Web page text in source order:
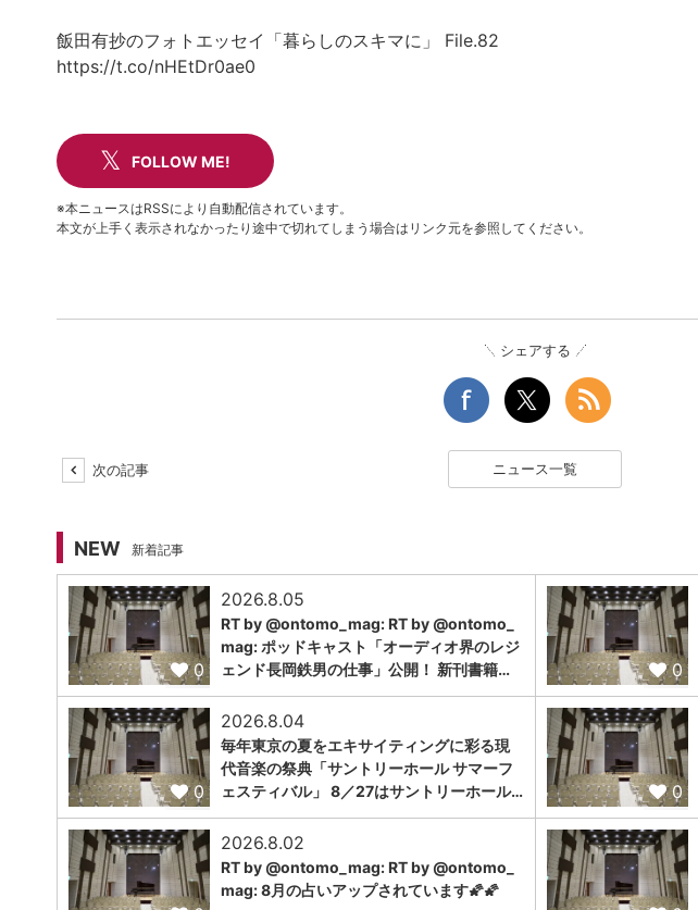
飯田有抄のフォトエッセイ「暮らしのスキマに」 File.82
https://t.co/nHEtDr0ae0
FOLLOW ME!
※本ニュースはRSSにより自動配信されています。
本文が上手く表示されなかったり途中で切れてしまう場合はリンク元を参照してください。
シェアする
次の記事 ニュース一覧
NEW 新着記事
0
2026.8.05
RT by @ontomo_mag: RT by @ontomo_
mag: ポッドキャスト「オーディオ界のレジ
ェンド長岡鉄男の仕事」公開！ 新刊書籍…
0
0
2026.8.04
毎年東京の夏をエキサイティングに彩る現
代音楽の祭典「サントリーホール サマーフ
ェスティバル」 8／27はサントリーホール…
0
2026.8.02
RT by @ontomo_mag: RT by @ontomo_
mag: 8月の占いアップされています🌠🌠